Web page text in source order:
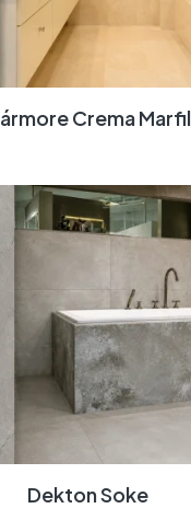
Mármore Crema Marfil
Dekton Soke